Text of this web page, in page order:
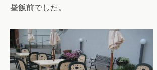
昼飯前でした。